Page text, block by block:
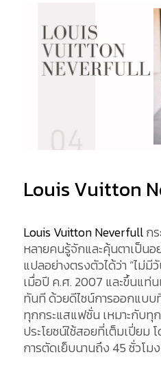
Louis Vuitton
Louis Vuitton Neverfullก
หลายคนรู้จักและคุ้นตาเป็น
แปลอย่างตรงตัวได้ว่า “ไม่มี
เมื่อปี ค.ศ. 2007 และขึ้นแท่
ทันที ด้วยดีไซน์การออกแบบ
ทุกกระแสแฟชั่น เหมาะกับทุ
ประโยชน์ใช้สอยที่เต็มเปี่ยม โ
การตัดเย็บนานถึง 45 ชั่วโม